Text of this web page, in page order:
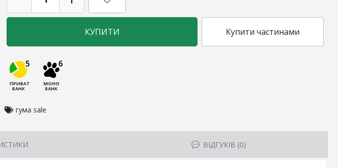
КУПИТИ Купити частинами
5
ПРИВАТ
БАНК
6
МОНО
БАНК
гума sale
ВІДГУКІВ (0)